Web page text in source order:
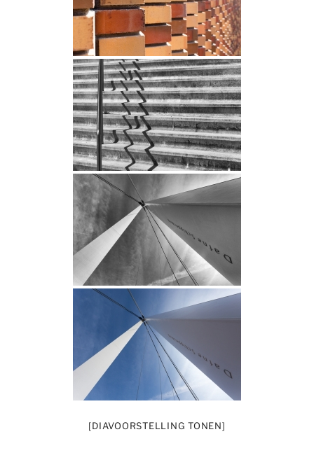
[DIAVOORSTELLING TONEN]